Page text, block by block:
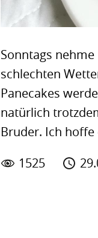
Sonntags
schlechten
Panecakes
natürlich
Bruder. Ich hoffe
1525